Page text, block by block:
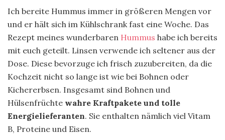
Ich bereite Hummus immer in größeren Mengen vor
und er hält sich im Kühlschrank fast eine Woche. Das
Rezept meines wunderbaren Hummus habe ich bereits
mit euch geteilt. Linsen verwende ich seltener aus der
Dose. Diese bevorzuge ich frisch zuzubereiten, da die
Kochzeit nicht so lange ist wie bei Bohnen oder
Kichererbsen. Insgesamt sind Bohnen und
Hülsenfrüchte wahre Kraftpakete und tolle
Energielieferanten. Sie enthalten nämlich viel Vitam
B, Proteine und Eisen.